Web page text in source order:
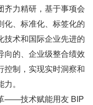
齐力精研，基于事项会
化、标准化、标签化的
技术和国际企业先进的
向的、企业级整合绩效
控制，实现实时洞察和
。
——技术赋能用友 BIP